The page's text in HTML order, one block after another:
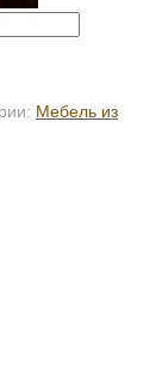
Мебель из